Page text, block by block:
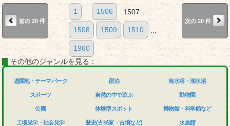
前の 20 件
1 1506 1507
1508 1509 1510
1960
次の 20 件
その他のジャンルを見る：
遊園地・テーマパーク
スポーツ
公園
工場見学・社会見学
宿泊
自然の中で遊ぶ
体験型スポット
歴史(古民家・古墳など)
海水浴・湖水浴
動物園
博物館・科学館など
水族館